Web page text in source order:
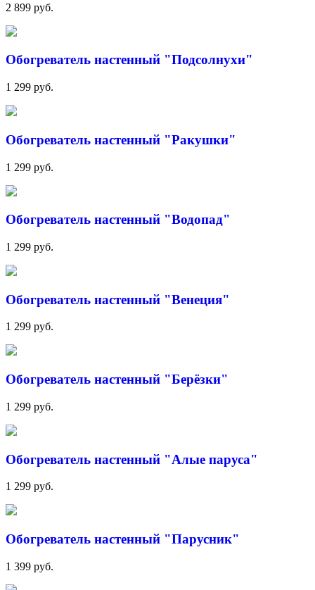
2 899 руб.
Обогреватель настенный "Подсолнухи"
1 299 руб.
Обогреватель настенный "Ракушки"
1 299 руб.
Обогреватель настенный "Водопад"
1 299 руб.
Обогреватель настенный "Венеция"
1 299 руб.
Обогреватель настенный "Берёзки"
1 299 руб.
Обогреватель настенный "Алые паруса"
1 299 руб.
Обогреватель настенный "Парусник"
1 399 руб.